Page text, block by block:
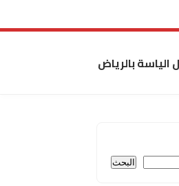
الياسة بالرياض
البحث